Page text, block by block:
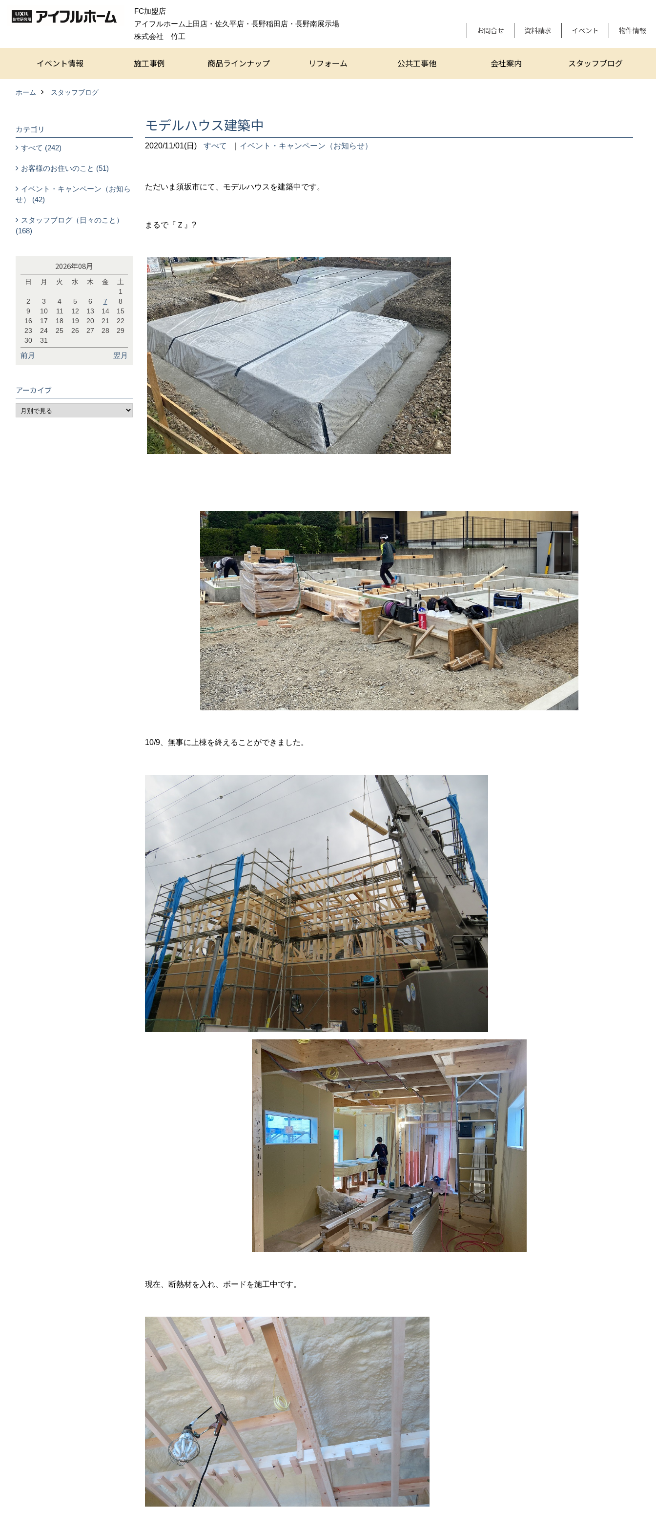
FC加盟店
アイフルホーム上田店・ 佐久平店・長野稲田店・ 長野南展示場
株式会社 竹工
お問合せ 資料請求 イベント 物件情報
イベント情報 施工事例 商品ラインナップ リフォーム 公共工事他 会社案内 スタッフブログ
ホーム スタッフブログ
モデルハウス建築中
2020/11/01(日) すべて イベント・キャンペーン（お知らせ）
ただいま須坂市にて、モデルハウスを建築中です。
まるで『Ｚ』?
10/9、無事に上棟を終えることができました。
現在、断熱材を入れ、ボードを施工中です。
カテゴリ
すべて (242)
お客様のお住いのこと (51)
イベント・キャンペーン（お知ら
せ） (42)
スタッフブログ（日々のこと）
(168)
2026年08月
日 月 火 水 木 金
土
1
2
3 4 5 6 7
8
9
10 11 12 13 14
15
16
17 18 19 20 21
22
23
24 25 26 27 28
29
30
31
前月 翌月
アーカイブ